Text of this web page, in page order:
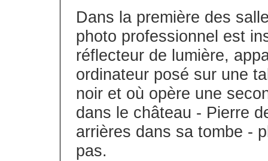
Dans la première des
photo professionnel est
réflecteur de lumière,
ordinateur posé sur une
noir et où opère une
dans le château - Pierre
arrières dans sa tombe -
pas.